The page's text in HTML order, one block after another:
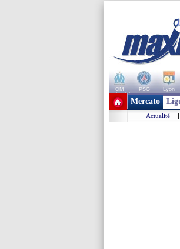
OM PSG Lyon
+ de clubs
Mercato
Actualité |